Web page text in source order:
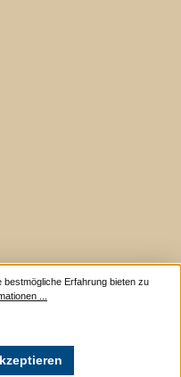
Erfahrung bieten zu
...